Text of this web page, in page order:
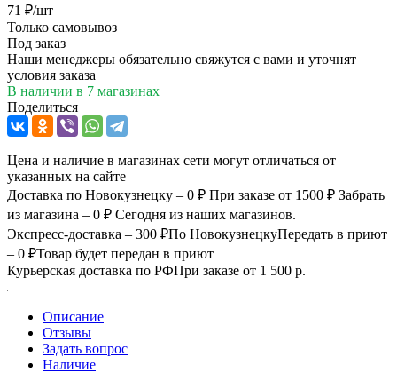
71 ₽/шт
Только самовывоз
Под заказ
Наши менеджеры обязательно свяжутся с вами и уточнят
условия заказа
В наличии в 7 магазинах
Поделиться
Цена и наличие в магазинах сети могут отличаться от
указанных на сайте
Доставка по Новокузнецку – 0 ₽ При заказе от 1500 ₽ Забрать
из магазина – 0 ₽ Сегодня из наших магазинов.
Экспресс-доставка – 300 ₽По НовокузнецкуПередать в приют
– 0 ₽Товар будет передан в приют
Курьерская доставка по РФПри заказе от 1 500 р.
Описание
Отзывы
Задать вопрос
Наличие